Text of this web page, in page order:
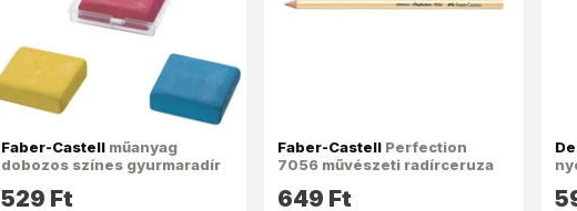
Faber-Castellműanyag
dobozos színes gyurmaradír
529 Ft
Faber-Castell Perfection
7056 művészeti radírceruza
649 Ft